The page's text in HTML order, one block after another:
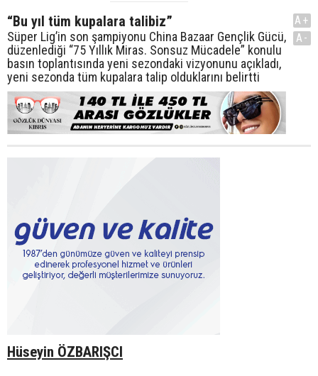
“Bu yıl tüm kupalara talibiz”
Süper Lig’in son şampiyonu China Bazaar Gençlik Gücü,
düzenlediği “75 Yıllık Miras. Sonsuz Mücadele” konulu
basın toplantısında yeni sezondaki vizyonunu açıkladı,
yeni sezonda tüm kupalara talip olduklarını belirtti
A+
A-
Hüseyin ÖZBARIŞCI